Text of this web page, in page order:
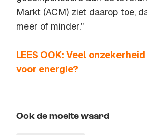
Markt (ACM) ziet daarop toe,
meer of minder."
LEES OOK: Veel
voor energie?
Ook de moeite waard